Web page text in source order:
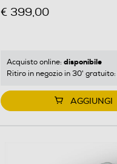
€ 399,00
Acquisto online: disponibile
Ritiro in negozio in 30' gratuito:
AGGIUNGI